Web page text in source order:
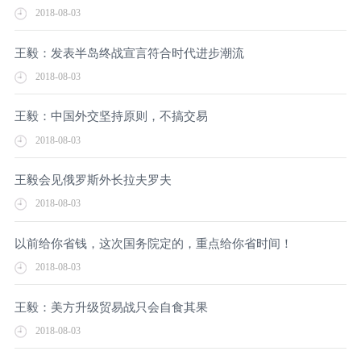
2018-08-03
王毅：发表半岛终战宣言符合时代进步潮流
2018-08-03
王毅：中国外交坚持原则，不搞交易
2018-08-03
王毅会见俄罗斯外长拉夫罗夫
2018-08-03
以前给你省钱，这次国务院定的，重点给你省时间！
2018-08-03
王毅：美方升级贸易战只会自食其果
2018-08-03